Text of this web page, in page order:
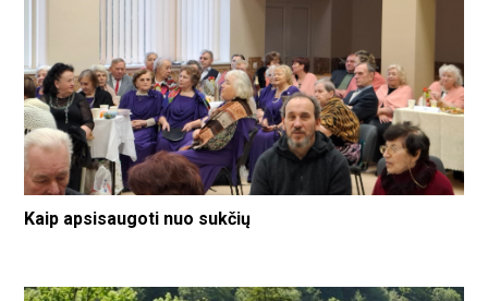
Kaip apsisaugoti nuo sukčių